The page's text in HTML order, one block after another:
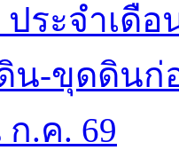
ระจำเดือ
น-ขุดดินก่
.ค. 69